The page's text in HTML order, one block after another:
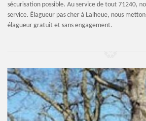
sécurisation possible. Au service de tout 71240,
service. Élagueur pas cher à Lalheue, nous
élagueur gratuit et sans engagement.